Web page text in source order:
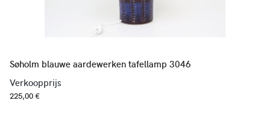
Søholm blauwe aardewerken tafellamp 3046
Verkoopprijs
225,00 €